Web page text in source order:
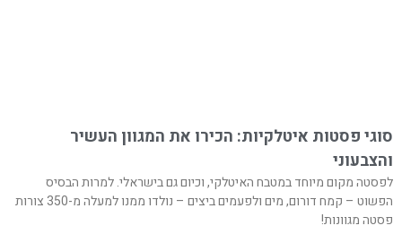
סוגי פסטות איטלקיות: הכירו את המגוון העשיר
והצבעוני
לפסטה מקום מיוחד במטבח האיטלקי, וכיום גם בישראלי. למרות הבסיס
הפשוט – קמח דורום, מים ולפעמים ביצים – נולדו ממנו למעלה מ-350 צורות
פסטה מגוונות!